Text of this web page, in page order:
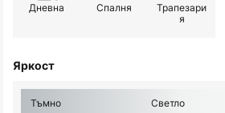
Дневна Спалня
Трапезари
я
Яркост
Тъмно Светло